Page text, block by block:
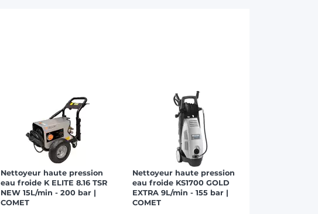
Nettoyeur haute pression
eau froide K ELITE 8.16 TSR
NEW 15L/min - 200 bar |
COMET
Nettoyeur haute pression
eau froide KS1700 GOLD
EXTRA 9L/min - 155 bar |
COMET